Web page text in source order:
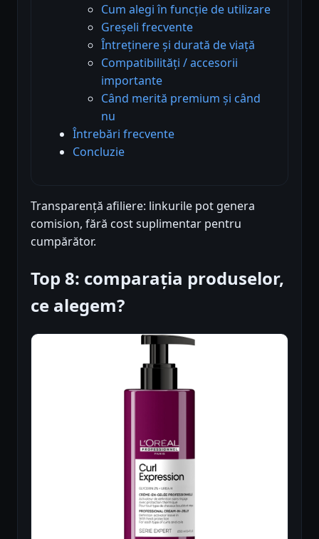
Cum alegi în funcție de utilizare
Greșeli frecvente
Întreținere și durată de viață
Compatibilități / accesorii
importante
Când merită premium și când
nu
Întrebări frecvente
Concluzie
Transparență afiliere: linkurile pot genera
comision, fără cost suplimentar pentru
cumpărător.
Top 8: comparația produselor,
ce alegem?